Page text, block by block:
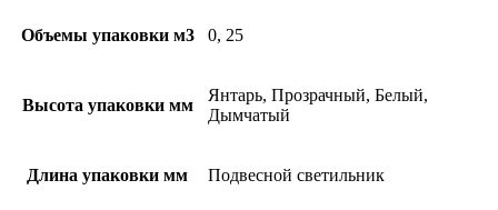
Объемы упаковки м3 0, 25
Высота упаковки мм
Янтарь, Прозрачный, Белый,
Дымчатый
Длина упаковки мм Подвесной светильник